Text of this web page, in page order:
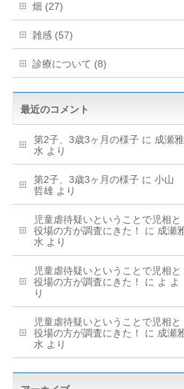
畑 (27)
雑感 (57)
診療について (8)
最近のコメント
第2子、3歳3ヶ月の様子 に 成瀬雅
水 より
第2子、3歳3ヶ月の様子 に 小山
哲雄 より
児童虐待疑いということで児相と
役場の方が調査にきた！
に 成瀬
水 より
児童虐待疑いということで児相と
役場の方が調査にきた！
に よ よ
り
児童虐待疑いということで児相と
役場の方が調査にきた！
に 成瀬
水 より